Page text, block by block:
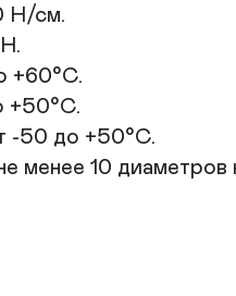
Н/см.
+60°С.
+50°С.
-50 до +50°С.
менее 10 диаметров